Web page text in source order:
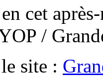
cet
/
site :